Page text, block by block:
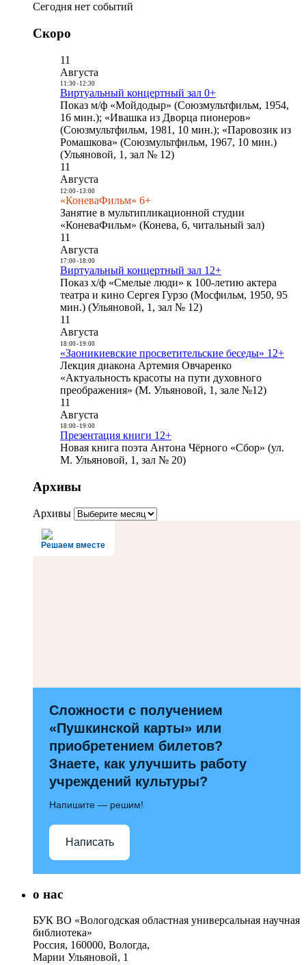
Сегодня нет событий
Скоро
11
Августа
11:30- 12:30
Виртуальный концертный зал 0+
Показ м/ф «Мойдодыр» (Союзмультфильм, 1954,
16 мин.); «Ивашка из Дворца пионеров»
(Союзмультфильм, 1981, 10 мин.); «Паровозик из
Ромашкова» (Союзмультфильм, 1967, 10 мин.)
(Ульяновой, 1, зал № 12)
11
Августа
12:00- 13:00
«КоневаФильм» 6+
Занятие в мультипликационной студии
«КоневаФильм» (Конева, 6, читальный зал)
11
Августа
17:00- 18:00
Виртуальный концертный зал 12+
Показ х/ф «Смелые люди» к 100-летию актера
театра и кино Сергея Гурзо (Мосфильм, 1950, 95
мин.) (Ульяновой, 1, зал № 12)
11
Августа
18:00- 19:00
«Заоникиевские просветительские беседы» 12+
Лекция диакона Артемия Овчаренко
«Актуальность красоты на пути духовного
преображения» (М. Ульяновой, 1, зале №12)
11
Августа
18:00- 19:00
Презентация книги 12+
Новая книга поэта Антона Чёрного «Сбор» (ул.
М. Ульяновой, 1, зал № 20)
Архивы
Архивы
Решаем вместе
Сложности с получением
«Пушкинской карты» или
приобретением билетов?
Знаете, как улучшить работу
учреждений культуры?
Напишите — решим!
Написать
о нас
БУК ВО «Вологодская областная универсальная научная
библиотека»
Россия, 160000, Вологда,
Марии Ульяновой, 1